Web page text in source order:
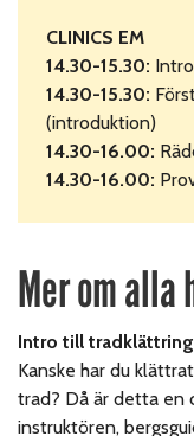
CLINICS EM
14.30-15.30:
14.30-15.30:
(introduktion)
14.30-16.00:
14.30-16.00:
Mer om alla
Intro till
Kanske har du
trad? Då är detta en
instruktören,